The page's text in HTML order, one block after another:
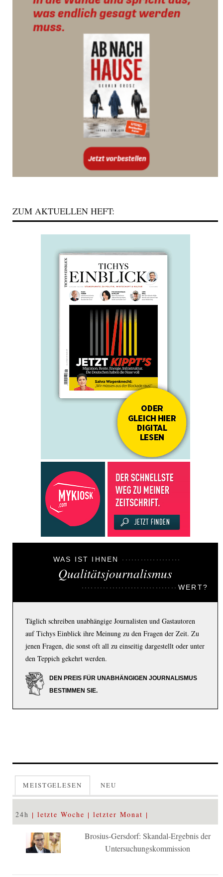
ZUM AKTUELLEN HEFT:
WAS IST IHNEN
Qualitätsjournalismus
WERT?
Täglich schreiben unabhängige Journalisten und Gastautoren
auf Tichys Einblick ihre Meinung zu den Fragen der Zeit. Zu
jenen Fragen, die sonst oft all zu einseitig dargestellt oder unter
den Teppich gekehrt werden.
DEN PREIS FÜR UNABHÄNGIGEN JOURNALISMUS
BESTIMMEN SIE.
MEISTGELESEN NEU
24h letzte Woche letzter Monat
Brosius-Gersdorf: Skandal-Ergebnis der
Untersuchungskommission